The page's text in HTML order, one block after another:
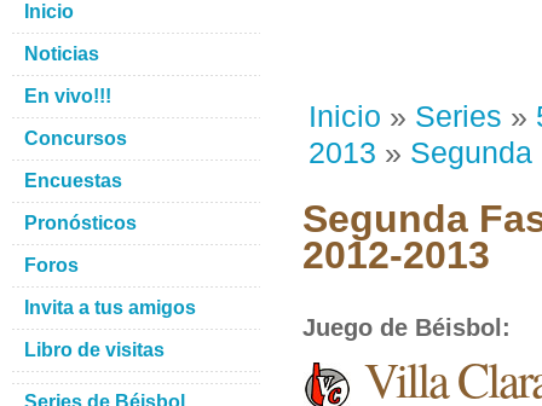
Inicio » Series »
2013 » Segunda
Segunda
2012-2013
Juego de Béisbol :
Villa
Inicio
Noticias
En vivo!!!
Concursos
Encuestas
Pronósticos
Foros
Invita a tus amigos
Libro de visitas
Series de Béisbol